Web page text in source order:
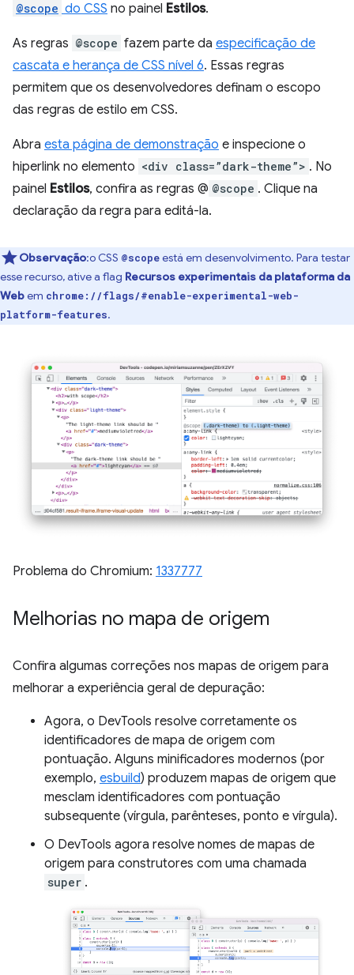
@scope do CSS no painel Estilos.
As regras @scope fazem parte da especificação de
cascata e herança de CSS nível 6. Essas regras
permitem que os desenvolvedores definam o escopo
das regras de estilo em CSS.
Abra esta página de demonstração e inspecione o
hiperlink no elemento <div class=”dark-theme”> . No
painel Estilos, confira as regras @ @scope . Clique na
declaração da regra para editá-la.
Observação:o CSS @scopeestá em desenvolvimento. Para testar
esse recurso, ative a flag Recursos experimentais da plataforma da
Webem chrome://flags/#enable-experimental-web-
platform-features.
Problema do Chromium: 1337777
Melhorias no mapa de origem
Confira algumas correções nos mapas de origem para
melhorar a experiência geral de depuração:
Agora, o DevTools resolve corretamente os
identificadores de mapa de origem com
pontuação. Alguns minificadores modernos (por
exemplo, esbuild) produzem mapas de origem que
mesclam identificadores com pontuação
subsequente (vírgula, parênteses, ponto e vírgula).
O DevTools agora resolve nomes de mapas de
origem para construtores com uma chamada
super .